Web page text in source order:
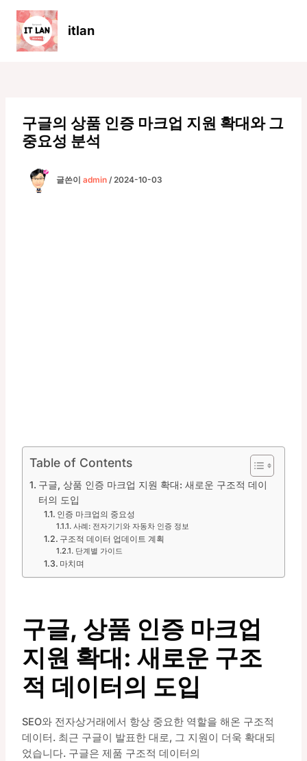
itlan
구글의 상품 인증 마크업 지원 확대와 그
중요성 분석
글쓴이 admin /2024-10-03
Table of Contents
구글, 상품 인증 마크업 지원 확대: 새로운 구조적 데이
터의 도입
인증 마크업의 중요성
사례: 전자기기와 자동차 인증 정보
구조적 데이터 업데이트 계획
단계별 가이드
마치며
구글, 상품 인증 마크업
지원 확대: 새로운 구조
적 데이터의 도입
SEO와 전자상거래에서 항상 중요한 역할을 해온 구조적
데이터. 최근 구글이 발표한 대로, 그 지원이 더욱 확대되
었습니다. 구글은 제품 구조적 데이터의